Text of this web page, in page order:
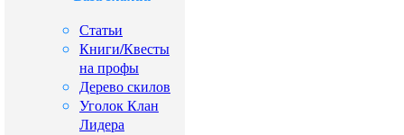
Статьи
Книги/Квесты
на профы
Дерево скилов
Уголок Клан
Лидера